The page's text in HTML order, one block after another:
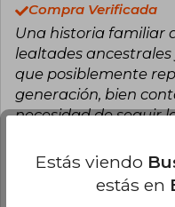
Compra Verificada
Una historia familiar
lealtades
que posiblemente
generación, bien
necesidad de seguir
Estás viendo
estás en